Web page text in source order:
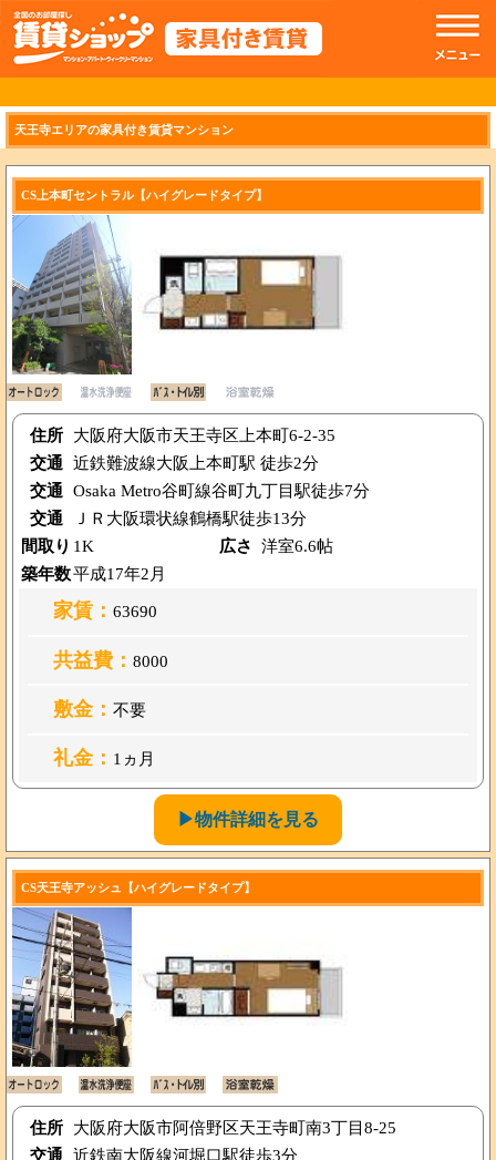
//トップのスライドショー
天王寺エリアの家具付き賃貸マンション
CS上本町セントラル【ハイグレードタイプ】
住所
大阪府大阪市天王寺区上本町6-2-35
交通 近鉄難波線大阪上本町駅 徒歩2分
交通 Osaka Metro谷町線谷町九丁目駅徒歩7分
交通
ＪＲ大阪環状線鶴橋駅徒歩13分
間取り 1K 広さ 洋室6.6帖
築年数平成17年2月
家賃： 63690
共益費： 8000
敷金： 不要
礼金： 1ヵ月
▶物件詳細を見る
CS天王寺アッシュ【ハイグレードタイプ】
住所
大阪府大阪市阿倍野区天王寺町南3丁目8-25
交通 近鉄南大阪線河堀口駅徒歩3分